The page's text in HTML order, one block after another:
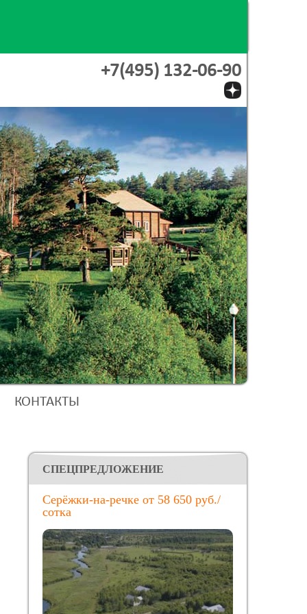
+7(495) 132-06-90
КОНТАКТЫ
CПЕЦПРЕДЛОЖЕНИЕ
Серёжки-на-речке от 58 650 руб./
сотка